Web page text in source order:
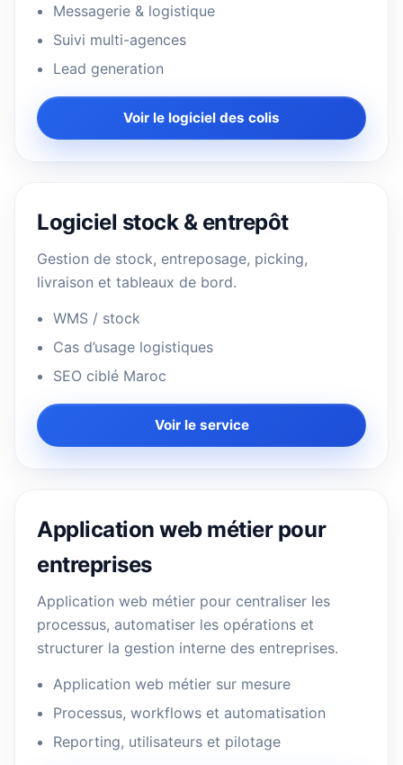
Messagerie & logistique
Suivi multi-agences
Lead generation
Voir le logiciel des colis
Logiciel stock & entrepôt
Gestion de stock, entreposage, picking,
livraison et tableaux de bord.
WMS / stock
Cas d’usage logistiques
SEO ciblé Maroc
Voir le service
Application web métier pour
entreprises
Application web métier pour centraliser les
processus, automatiser les opérations et
structurer la gestion interne des entreprises.
Application web métier sur mesure
Processus, workflows et automatisation
Reporting, utilisateurs et pilotage